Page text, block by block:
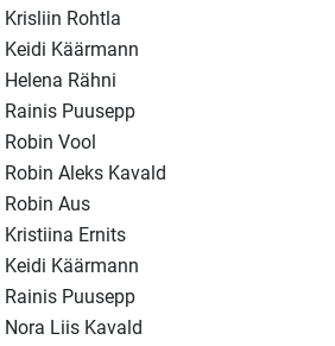
Krisliin Rohtla
Keidi Käärmann
Helena Rähni
Rainis Puusepp
Robin Vool
Robin Aleks Kavald
Robin Aus
Kristiina Ernits
Keidi Käärmann
Rainis Puusepp
Nora Liis Kavald